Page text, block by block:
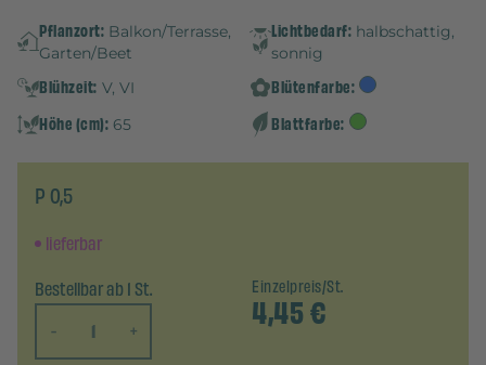
Pflanzort: Balkon/Terrasse,
Garten/Beet
Lichtbedarf: halbschattig,
sonnig
Blühzeit: V, VI
Blütenfarbe:
Höhe (cm): 65 Blattfarbe:
P 0,5
lieferbar
Bestellbar ab 1 St.
-
+
Einzelpreis/St.
4,45€